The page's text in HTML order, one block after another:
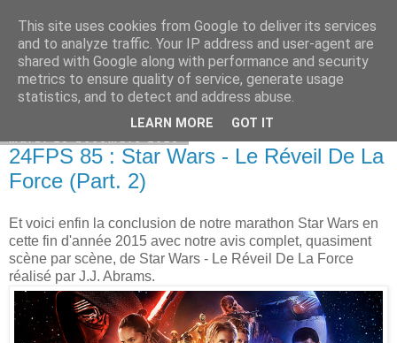
Bepod
24FPS 85 : Star Wars - Le Réveil De La
Force (Part. 2)
Et voici enfin la conclusion de notre marathon Star Wars en
cette fin d'année 2015 avec notre avis complet, quasiment
scène par scène, de Star Wars - Le Réveil De La Force
réalisé par J.J. Abrams.
This site uses cookies from Google to deliver its services
and to analyze traffic. Your IP address and user-agent are
shared with Google along with performance and security
metrics to ensure quality of service, generate usage
statistics, and to detect and address abuse.
LEARN MORE GOT IT